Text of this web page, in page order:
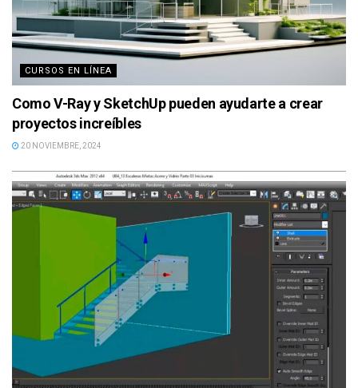
CURSOS EN LÍNEA
Como V-Ray y SketchUp pueden ayudarte a crear
proyectos increíbles
20 NOVIEMBRE, 2024